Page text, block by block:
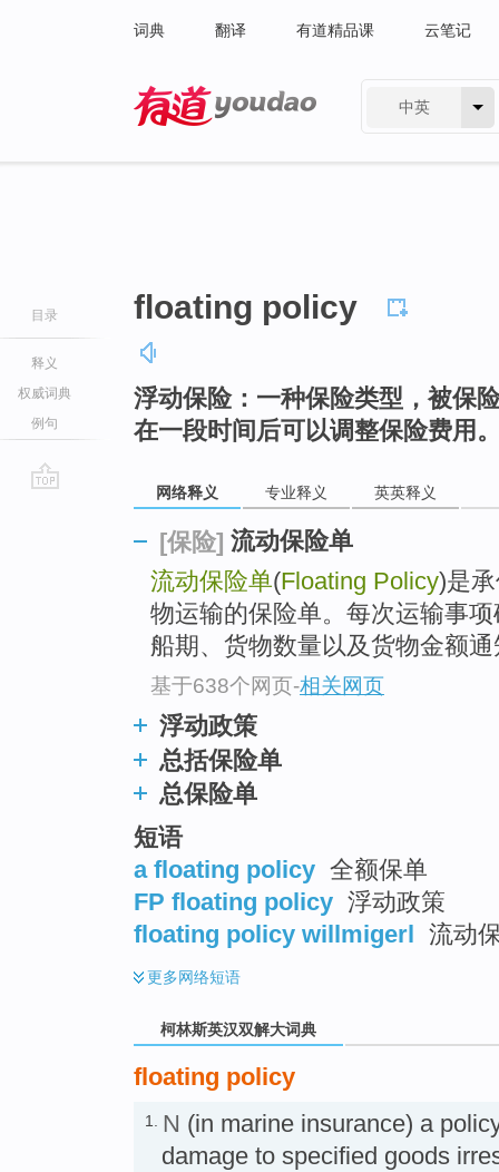
词典 翻译 有道精品课 云笔记
中英
目录
释义
权威词典
例句
floating policy
浮动保险：一种保险类型，被保
在一段时间后可以调整保险费用
网络释义 专业释义 英英释义
[保险] 流动保险单
流动保险单(Floating Policy)是
物运输的保险单。每次运输事
船期、货物数量以及货物金额
基于638个网页-相关网页
浮动政策
总括保险单
总保险单
短语
a floating policy 全额保单
FP floating policy 浮动政策
floating policy willmigerl 流动
更多网络短语
柯林斯英汉双解大词典
floating policy
1. N (in marine insurance) a
damage to specified goods